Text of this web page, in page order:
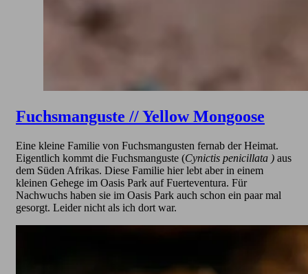
Fuchsmanguste // Yellow Mongoose
Eine kleine Familie von Fuchsmangusten fernab der Heimat.
Eigentlich kommt die Fuchsmanguste (Cynictis penicillata ) aus
dem Süden Afrikas. Diese Familie hier lebt aber in einem
kleinen Gehege im Oasis Park auf Fuerteventura. Für
Nachwuchs haben sie im Oasis Park auch schon ein paar mal
gesorgt. Leider nicht als ich dort war.